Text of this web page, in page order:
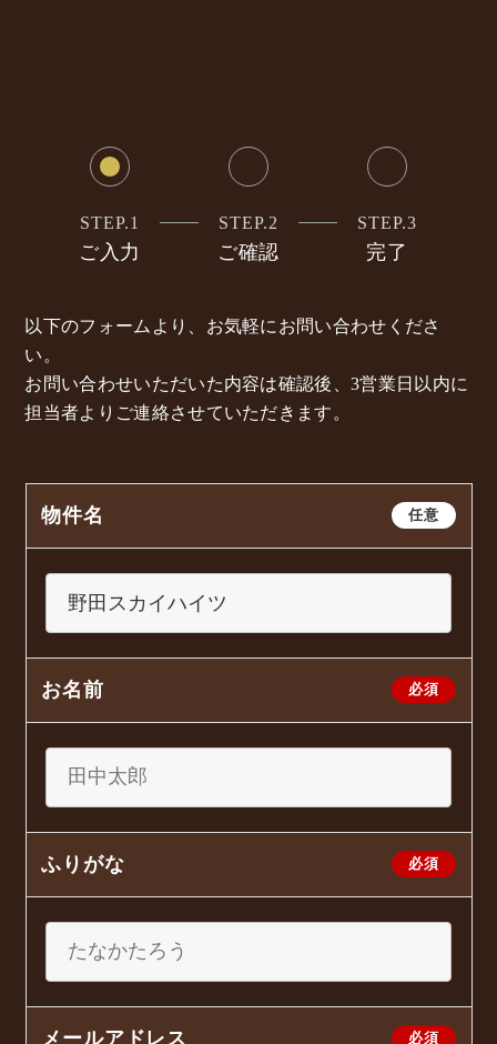
STEP.1
ご入力
STEP.2
ご確認
STEP.3
完了
以下のフォームより、お気軽にお問い合わせくださ
い。
お問い合わせいただいた内容は確認後、3営業日以内に
担当者よりご連絡させていただきます。
任意
物件名
必須
お名前
必須
ふりがな
必須
メールアドレス